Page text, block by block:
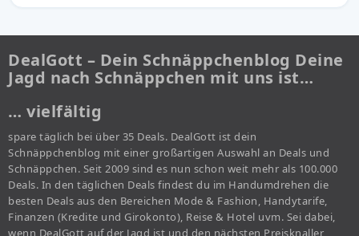
DealGott – Dein Schnäppchenblog Deine
Jagd nach Schnäppchen mit uns ist…
… vielfältig
spare täglich bei über 35 Deals. DealGott ist dein
Schnäppchenblog mit einer großartigen Auswahl an Deals und
Schnäppchen. Seit 2009 sind es nun schon weit mehr als 100.000
Deals. In den täglichen Deals findest du im Handumdrehen die
besten Deals aus den Bereichen Mode & Fashion, Handytarife,
Finanzen (Kredite und Girokonto), Reise & Hotel uvm. Sei dabei,
wenn DealGott auf der Jagd ist und den nächsten Preisknaller